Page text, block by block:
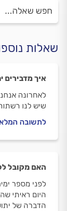
שאלות
איך מדבירים
לאחרונה
שיש לנו
לתשובה
האם מקובל
לפני מספר
היום ראיתי
הדברה של